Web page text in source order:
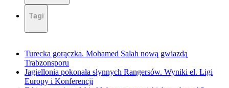
Tagi
Turecka gorączka. Mohamed Salah nową gwiazdą
Trabzonsporu
Jagiellonia pokonała słynnych Rangersów. Wyniki el. Ligi
Europy i Konferencji